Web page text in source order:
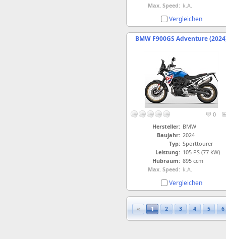
Max. Speed: k.A.
Vergleichen
BMW F900GS Adventure
0
Hersteller: BMW
Baujahr: 2024
Typ: Sporttourer
Leistung: 105 PS (77 kW)
Hubraum: 895 ccm
Max. Speed: k.A.
Vergleichen
« 1 2 3 4 5 6